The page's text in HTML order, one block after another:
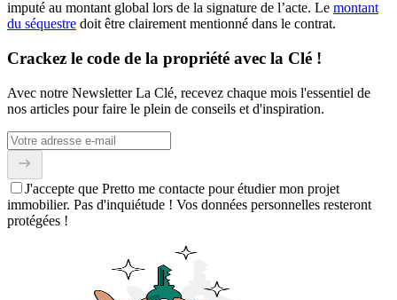
imputé au montant global lors de la signature de l’acte. Le montant
du séquestre doit être clairement mentionné dans le contrat.
Crackez le code de la propriété avec la Clé !
Avec notre Newsletter La Clé, recevez chaque mois l'essentiel de
nos articles pour faire le plein de conseils et d'inspiration.
J'accepte que Pretto me contacte pour étudier mon projet
immobilier. Pas d'inquiétude ! Vos données personnelles resteront
protégées !